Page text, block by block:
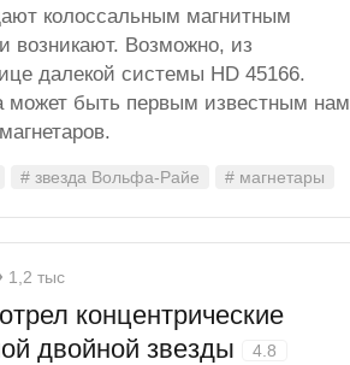
колоссальным магнитным
возникают. Возможно, из
далекой системы HD 45166.
может быть первым известным нам
# звезда Вольфа-Райе # магнетары
1,2 тыс
концентрические
двойной звезды
4.8